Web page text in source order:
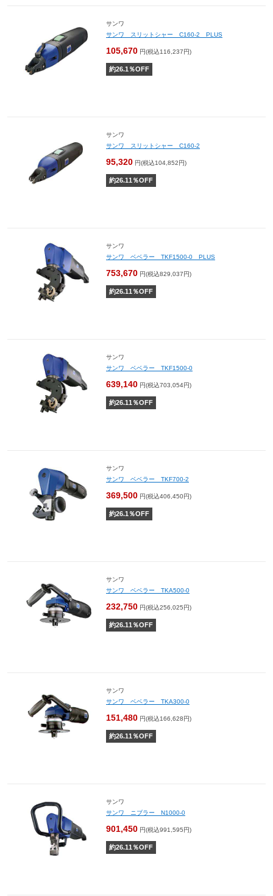
サンワ
サンワ スリットシャー C160-2 PLUS
105,670 円(税込116,237円)
約26.1 ％OFF
サンワ
サンワ スリットシャー C160-2
95,320 円(税込104,852円)
約26.11 ％OFF
サンワ
サンワ ベベラー TKF1500-0 PLUS
753,670 円(税込829,037円)
約26.11 ％OFF
サンワ
サンワ ベベラー TKF1500-0
639,140 円(税込703,054円)
約26.11 ％OFF
サンワ
サンワ ベベラー TKF700-2
369,500 円(税込406,450円)
約26.1 ％OFF
サンワ
サンワ ベベラー TKA500-0
232,750 円(税込256,025円)
約26.11 ％OFF
サンワ
サンワ ベベラー TKA300-0
151,480 円(税込166,628円)
約26.11 ％OFF
サンワ
サンワ ニブラー N1000-0
901,450 円(税込991,595円)
約26.11 ％OFF